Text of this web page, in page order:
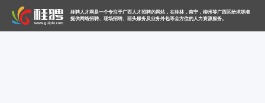
桂聘人才网是一个专注于广西人才招聘的网站，在桂林，南宁，柳州等广西区给求职者
提供网络招聘、现场招聘、猎头服务及业务外包等全方位的人力资源服务。